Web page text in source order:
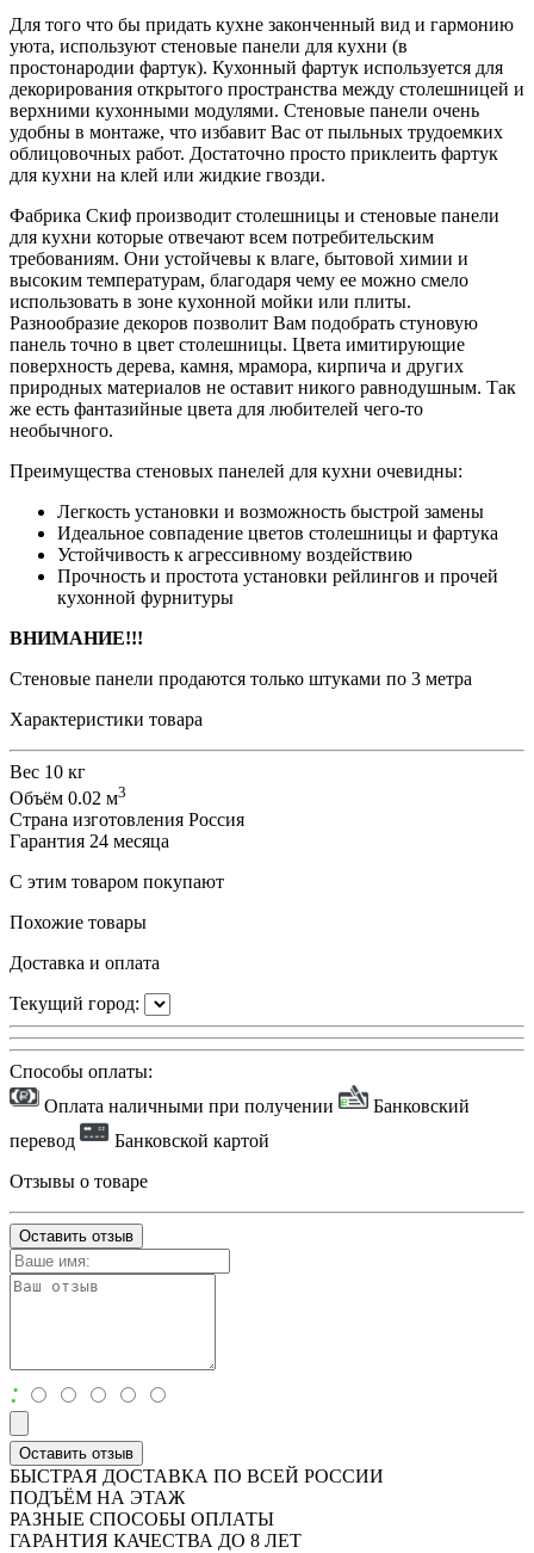
Для того что бы придать кухне законченный вид и гармонию
уюта, используют стеновые панели для кухни (в
простонародии фартук). Кухонный фартук используется для
декорирования открытого пространства между столешницей и
верхними кухонными модулями. Стеновые панели очень
удобны в монтаже, что избавит Вас от пыльных трудоемких
облицовочных работ. Достаточно просто приклеить фартук
для кухни на клей или жидкие гвозди.
Фабрика Скиф производит столешницы и стеновые панели
для кухни которые отвечают всем потребительским
требованиям. Они устойчевы к влаге, бытовой химии и
высоким температурам, благодаря чему ее можно смело
использовать в зоне кухонной мойки или плиты.
Разнообразие декоров позволит Вам подобрать стуновую
панель точно в цвет столешницы. Цвета имитирующие
поверхность дерева, камня, мрамора, кирпича и других
природных материалов не оставит никого равнодушным. Так
же есть фантазийные цвета для любителей чего-то
необычного.
Преимущества стеновых панелей для кухни очевидны:
Легкость установки и возможность быстрой замены
Идеальное совпадение цветов столешницы и фартука
Устойчивость к агрессивному воздействию
Прочность и простота установки рейлингов и прочей
кухонной фурнитуры
ВНИМАНИЕ!!!
Стеновые панели продаются только штуками по 3 метра
Характеристики товара
Вес 10 кг
Объём 0.02 м3
Страна изготовления Россия
Гарантия 24 месяца
С этим товаром покупают
Похожие товары
Доставка и оплата
Текущий город:
Способы оплаты:
Оплата наличными при получении
Банковский
перевод
Банковской картой
Отзывы о товаре
Оставить отзыв
:
Оставить отзыв
БЫСТРАЯ ДОСТАВКА ПО ВСЕЙ РОССИИ
ПОДЪЁМ НА ЭТАЖ
РАЗНЫЕ СПОСОБЫ ОПЛАТЫ
ГАРАНТИЯ КАЧЕСТВА ДО 8 ЛЕТ